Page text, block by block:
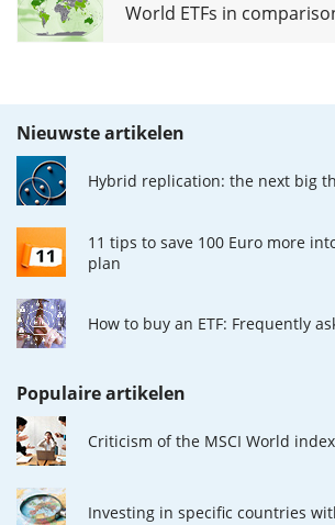
World ETFs in
Nieuwste artikelen
Hybrid replication: the next big
11 tips to save 100 Euro more
plan
How to buy an ETF: Frequently
Populaire artikelen
Criticism of the MSCI World
Investing in specific countries